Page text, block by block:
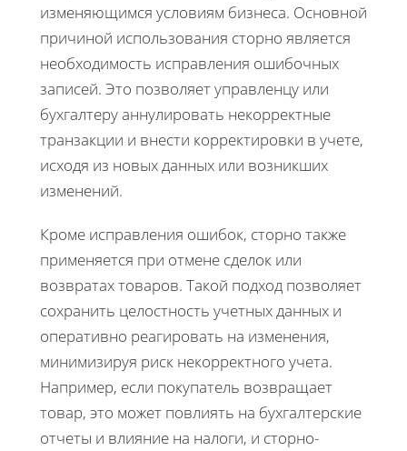
изменяющимся условиям бизнеса. Основной
причиной использования сторно является
необходимость исправления ошибочных
записей. Это позволяет управленцу или
бухгалтеру аннулировать некорректные
транзакции и внести корректировки в учете,
исходя из новых данных или возникших
изменений.
Кроме исправления ошибок, сторно также
применяется при отмене сделок или
возвратах товаров. Такой подход позволяет
сохранить целостность учетных данных и
оперативно реагировать на изменения,
минимизируя риск некорректного учета.
Например, если покупатель возвращает
товар, это может повлиять на бухгалтерские
отчеты и влияние на налоги, и сторно-